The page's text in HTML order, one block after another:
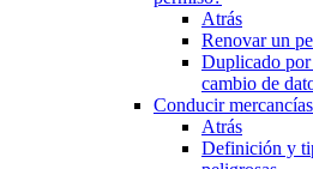
Atrás
Renovar un
Duplicado
cambio de
Conducir
Atrás
Definición y